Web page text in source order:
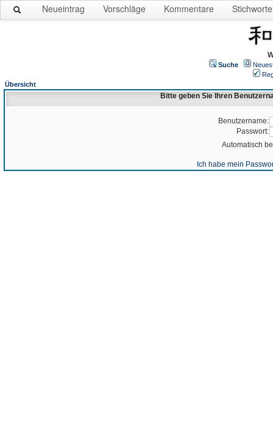
Neueintrag Vorschläge Kommentare Stichworte
Suche
Übersicht
Bitte geben Sie Ihren
Benutzername:
Passwort:
Automatisch
Ich habe mein